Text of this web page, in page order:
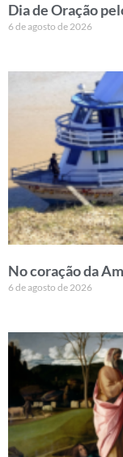
Dia de Oração
6 de agosto de 2026
No coração da
6 de agosto de 2026